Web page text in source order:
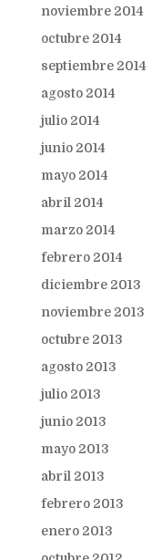
noviembre 2014
octubre 2014
septiembre 2014
agosto 2014
julio 2014
junio 2014
mayo 2014
abril 2014
marzo 2014
febrero 2014
diciembre 2013
noviembre 2013
octubre 2013
agosto 2013
julio 2013
junio 2013
mayo 2013
abril 2013
febrero 2013
enero 2013